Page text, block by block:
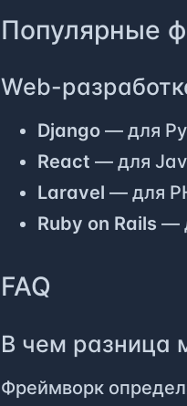
Популярные
Web-
Django — для
React — для
Laravel — для
Ruby on Rails —
FAQ
В чем разница
Фреймворк